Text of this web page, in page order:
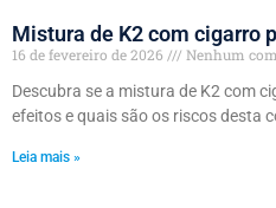
Mistura de K2 com cigarro
16 de fevereiro de 2026
Nenhum
Descubra se a mistura de K2 com
efeitos e quais são os riscos desta
Leia mais »